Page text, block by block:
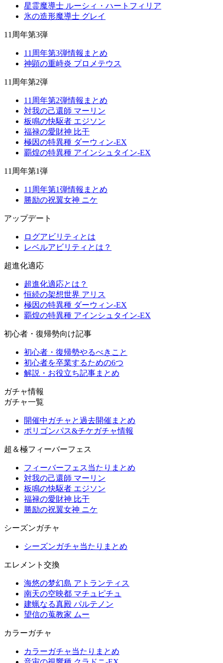
星霊魔導士 ルーシィ・ハートフィリア
氷の造形魔導士 グレイ
11周年第3弾
11周年第3弾情報まとめ
神顕の重峙炎 プロメテウス
11周年第2弾
11周年第2弾情報まとめ
対我の己還師 マーリン
板鳴の快駆者 エジソン
福禄の愛財神 比干
極因の特異種 ダーウィン-EX
覇煌の特異種 アインシュタイン-EX
11周年第1弾
11周年第1弾情報まとめ
勝励の祝翼女神 ニケ
アップデート
ログアビリティとは
レベルアビリティとは？
超進化適応
超進化適応とは？
恒続の架想世界 アリス
極因の特異種 ダーウィン-EX
覇煌の特異種 アインシュタイン-EX
初心者・復帰勢向け記事
初心者・復帰勢やるべきこと
初心者を卒業するための6つ
解説・お役立ち記事まとめ
ガチャ情報
ガチャ一覧
開催中ガチャと過去開催まとめ
ポリゴンパス&チケガチャ情報
超＆極フィーバーフェス
フィーバーフェス当たりまとめ
対我の己還師 マーリン
板鳴の快駆者 エジソン
福禄の愛財神 比干
勝励の祝翼女神 ニケ
シーズンガチャ
シーズンガチャ当たりまとめ
エレメント交換
海悠の梦幻島 アトランティス
南天の空映都 マチュピチュ
建蝋なる真殿 パルテノン
望信の蒐教家 ムー
カラーガチャ
カラーガチャ当たりまとめ